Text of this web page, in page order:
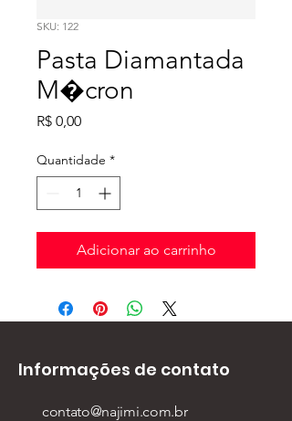
SKU: 122
Pasta Diamantada
M�cron
R$ 0,00Preço
Quantidade *
Adicionar ao carrinho
Informações de contato
contato@najimi.com.br